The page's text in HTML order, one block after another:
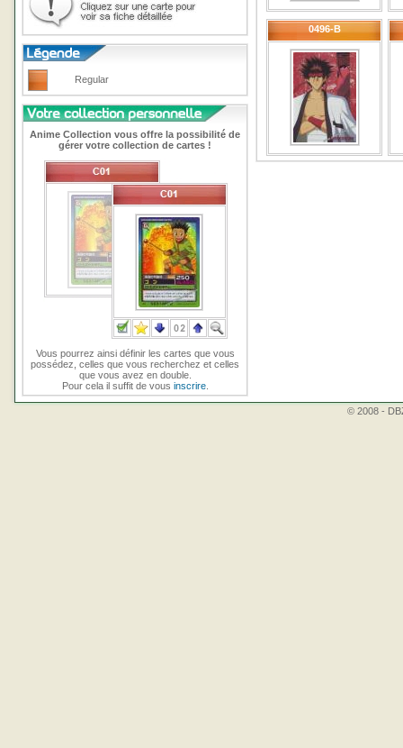
Regular
Anime Collection vous offre la possibilité de
gérer votre collection de cartes !
Vous pourrez ainsi définir les cartes que vous
possédez, celles que vous recherchez et celles
que vous avez en double.
Pour cela il suffit de vous inscrire.
0496-B
© 2008 -